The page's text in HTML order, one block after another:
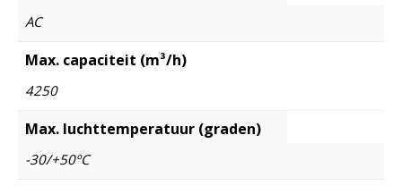
AC
Max. capaciteit (m³/h)
4250
Max. luchttemperatuur (graden)
-30/+50ºC